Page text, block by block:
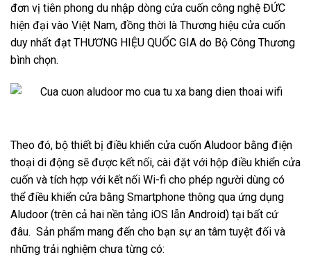
đơn vị tiên phong du nhập dòng cửa cuốn công nghệ ĐỨC
hiện đại vào Việt Nam, đồng thời là Thương hiệu cửa cuốn
duy nhất đạt THƯƠNG HIỆU QUỐC GIA do Bộ Công Thương
bình chọn.
Theo đó, bộ thiết bị điều khiển cửa cuốn Aludoor bằng điện
thoại di động sẽ được kết nối, cài đặt với hộp điều khiển cửa
cuốn và tích hợp với kết nối Wi-fi cho phép người dùng có
thể điều khiển cửa bằng Smartphone thông qua ứng dụng
Aludoor (trên cả hai nền tảng iOS lẫn Android) tại bất cứ
đâu. Sản phẩm mang đến cho bạn sự an tâm tuyệt đối và
những trải nghiệm chưa từng có: